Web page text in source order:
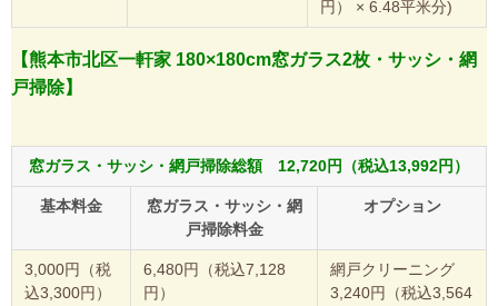
円） × 6.48平米分)
【熊本市北区一軒家 180×180cm窓ガラス2枚・サッシ・網
戸掃除】
窓ガラス・サッシ・網戸掃除総額 12,720円（税込13,992円）
基本料金
窓ガラス・サッシ・網
戸掃除料金
オプション
3,000円（税
込3,300円）
6,480円（税込7,128
円）
網戸クリーニング
3,240円（税込3,564